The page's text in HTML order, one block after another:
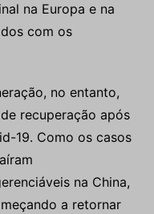
na Europa e na
com os
no entanto,
recuperação após
19. Como os casos
​​na China,
a retornar